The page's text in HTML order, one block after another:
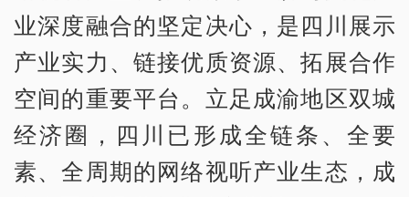
业深度融合的坚定决心，是四川展示
产业实力、链接优质资源、拓展合作
空间的重要平台。立足成渝地区双城
经济圈，四川已形成全链条、全要
素、全周期的网络视听产业生态，成